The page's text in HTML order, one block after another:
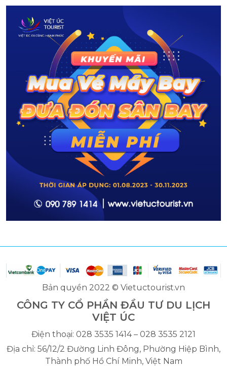
Bản quyền 2022 © Vietuctourist.vn
CÔNG TY CỔ PHẦN ĐẦU TƯ DU LỊCH
VIỆT ÚC
Điện thoại: 028 3535 1414 – 028 3535 2121
Địa chỉ: 56/12/2 Đường Linh Đông, Phường Hiệp Bình,
Thành phố Hồ Chí Minh, Việt Nam